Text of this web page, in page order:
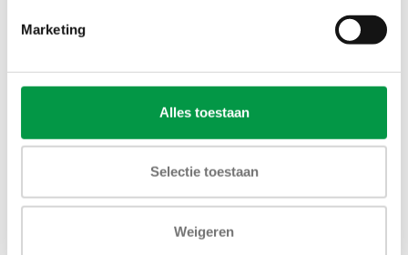
Marketing
Alles toestaan
Selectie toestaan
Weigeren
Toevoegen aan winkelwagen